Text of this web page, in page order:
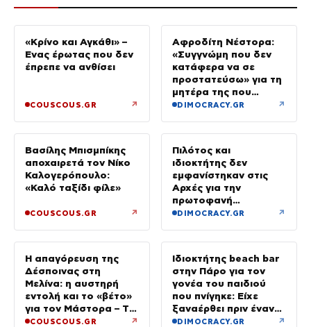
«Κρίνο και Αγκάθι» –
Ένας έρωτας που δεν
έπρεπε να ανθίσει
COUSCOUS.GR ↗
Αφροδίτη Νέστορα:
«Συγγνώμη που δεν
κατάφερα να σε
προστατεύσω» για τη
μητέρα της που
σκοτώθηκε στην
DIMOCRACY.GR ↗
Βασίλης Μπισμπίκης
αποχαιρετά τον Νίκο
Καλογερόπουλο:
«Καλό ταξίδι φίλε»
COUSCOUS.GR ↗
Πιλότος και
ιδιοκτήτης δεν
εμφανίστηκαν στις
Αρχές για την
πρωτοφανή
προσγείωση του
DIMOCRACY.GR ↗
Η απαγόρευση της
Δέσποινας στη
Μελίνα: η αυστηρή
εντολή και το «βέτο»
για τον Μάστορα – Τα
τηλεφωνήματα που
COUSCOUS.GR ↗
Ιδιοκτήτης beach bar
στην Πάρο για τον
γονέα του παιδιού
που πνίγηκε: Είχε
ξαναέρθει πριν έναν
μήνα και
DIMOCRACY.GR ↗